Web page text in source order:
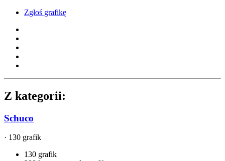
Zgłoś grafikę
Z kategorii:
Schuco
· 130 grafik
130 grafik